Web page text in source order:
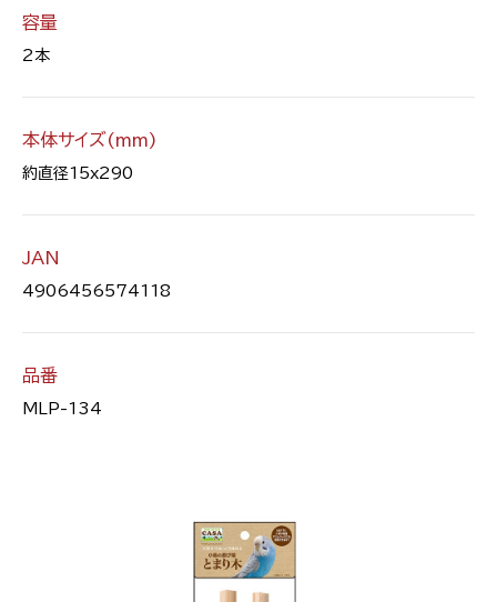
容量
2本
本体サイズ(mm)
約直径15x290
JAN
4906456574118
品番
MLP-134